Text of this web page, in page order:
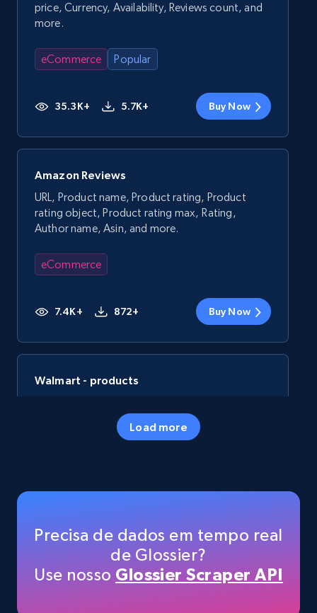
price, Currency, Availability, Reviews count, and
more.
eCommerce Popular
35.3K+ 5.7K+ Buy Now
Amazon Reviews
URL, Product name, Product rating, Product
rating object, Product rating max, Rating,
Author name, Asin, and more.
eCommerce
7.4K+ 872+ Buy Now
Walmart - products
Specifications, Image urls, Top reviews, and
Load more
Precisa de dados em tempo real
de Glossier?
Use nosso Glossier Scraper API